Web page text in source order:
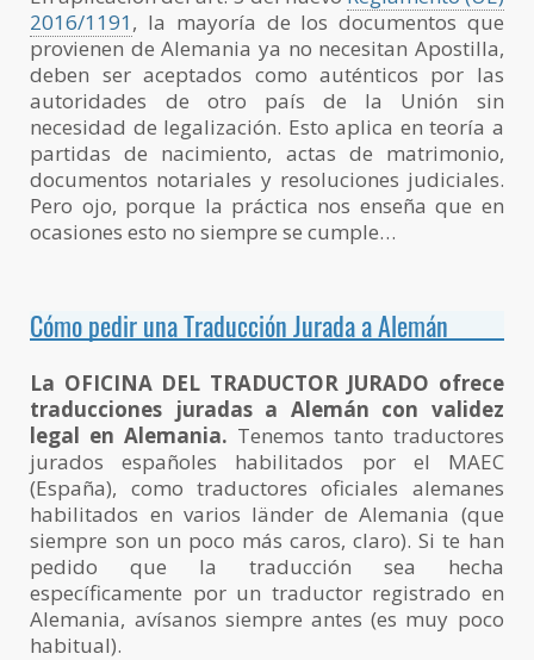
2016/1191, la mayoría de los documentos que
provienen de Alemania ya no necesitan Apostilla,
deben ser aceptados como auténticos por las
autoridades de otro país de la Unión sin
necesidad de legalización. Esto aplica en teoría a
partidas de nacimiento, actas de matrimonio,
documentos notariales y resoluciones judiciales.
Pero ojo, porque la práctica nos enseña que en
ocasiones esto no siempre se cumple…
Cómo pedir una Traducción Jurada a Alemán
La OFICINA DEL TRADUCTOR JURADO ofrece
traducciones juradas a Alemán con validez
legal en Alemania. Tenemos tanto traductores
jurados españoles habilitados por el MAEC
(España), como traductores oficiales alemanes
habilitados en varios länder de Alemania (que
siempre son un poco más caros, claro). Si te han
pedido que la traducción sea hecha
específicamente por un traductor registrado en
Alemania, avísanos siempre antes (es muy poco
habitual).